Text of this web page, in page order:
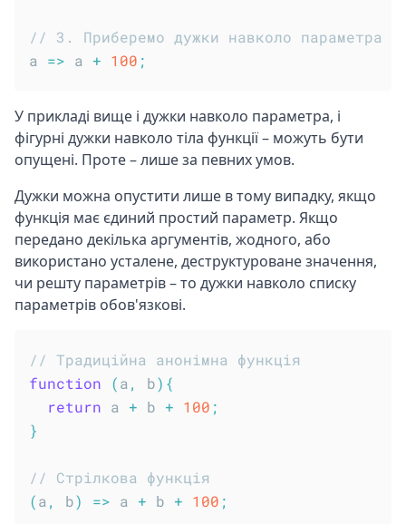
// 3. Приберемо дужки навколо параметра
a
=> a + 100 ;
У прикладі вище і дужки навколо параметра, і
фігурні дужки навколо тіла функції – можуть бути
опущені. Проте – лише за певних умов.
Дужки можна опустити лише в тому випадку, якщо
функція має єдиний простий параметр. Якщо
передано декілька аргументів, жодного, або
використано усталене, деструктуроване значення,
чи решту параметрів – то дужки навколо списку
параметрів обов'язкові.
// Традиційна анонімна функція
function
(a , b) {
return a + b + 100 ;
}
// Стрілкова функція
(a , b) => a + b + 100 ;